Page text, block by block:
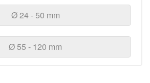
Ø 24 - 50 mm
Ø 55 - 120 mm